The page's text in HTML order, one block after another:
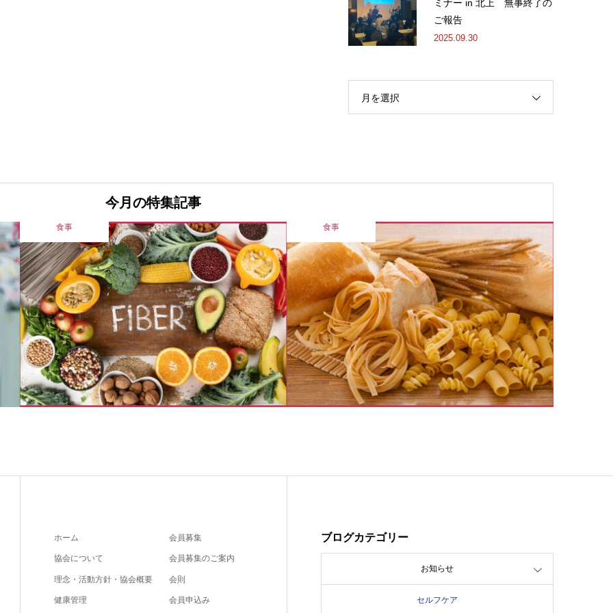
ミナー in 北上 無事終了の
ご報告
2025.09.30
月を選択
今月の特集記事
その他 予防医療
ホーム
協会について
理念・活動方針・協会概要
健康管理
会員募集
会員募集のご案内
会則
会員申込み
ブログカテゴリー
お知らせ
セルフケア